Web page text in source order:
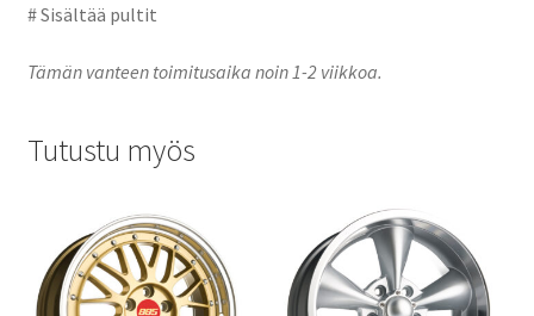
# Sisältää pultit
Tämän vanteen toimitusaika noin 1-2 viikkoa.
Tutustu myös